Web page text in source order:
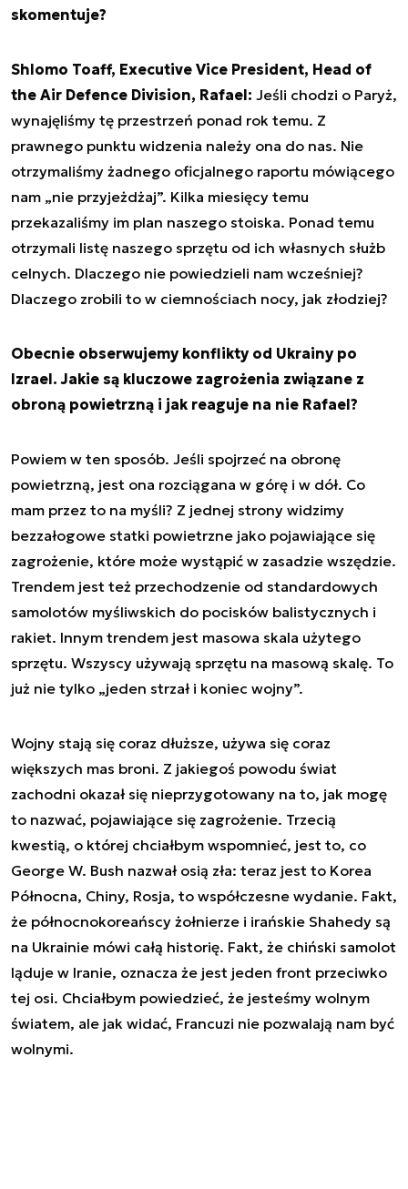
skomentuje?
Shlomo Toaff, Executive Vice President, Head of
the Air Defence Division, Rafael: Jeśli chodzi o Paryż,
wynajęliśmy tę przestrzeń ponad rok temu. Z
prawnego punktu widzenia należy ona do nas. Nie
otrzymaliśmy żadnego oficjalnego raportu mówiącego
nam „nie przyjeżdżaj”. Kilka miesięcy temu
przekazaliśmy im plan naszego stoiska. Ponad temu
otrzymali listę naszego sprzętu od ich własnych służb
celnych. Dlaczego nie powiedzieli nam wcześniej?
Dlaczego zrobili to w ciemnościach nocy, jak złodziej?
Obecnie obserwujemy konflikty od Ukrainy po
Izrael. Jakie są kluczowe zagrożenia związane z
obroną powietrzną i jak reaguje na nie Rafael?
Powiem w ten sposób. Jeśli spojrzeć na obronę
powietrzną, jest ona rozciągana w górę i w dół. Co
mam przez to na myśli? Z jednej strony widzimy
bezzałogowe statki powietrzne jako pojawiające się
zagrożenie, które może wystąpić w zasadzie wszędzie.
Trendem jest też przechodzenie od standardowych
samolotów myśliwskich do pocisków balistycznych i
rakiet. Innym trendem jest masowa skala użytego
sprzętu. Wszyscy używają sprzętu na masową skalę. To
już nie tylko „jeden strzał i koniec wojny”.
Wojny stają się coraz dłuższe, używa się coraz
większych mas broni. Z jakiegoś powodu świat
zachodni okazał się nieprzygotowany na to, jak mogę
to nazwać, pojawiające się zagrożenie. Trzecią
kwestią, o której chciałbym wspomnieć, jest to, co
George W. Bush nazwał osią zła: teraz jest to Korea
Północna, Chiny, Rosja, to współczesne wydanie. Fakt,
że północnokoreańscy żołnierze i irańskie Shahedy są
na Ukrainie mówi całą historię. Fakt, że chiński samolot
ląduje w Iranie, oznacza że jest jeden front przeciwko
tej osi. Chciałbym powiedzieć, że jesteśmy wolnym
światem, ale jak widać, Francuzi nie pozwalają nam być
wolnymi.